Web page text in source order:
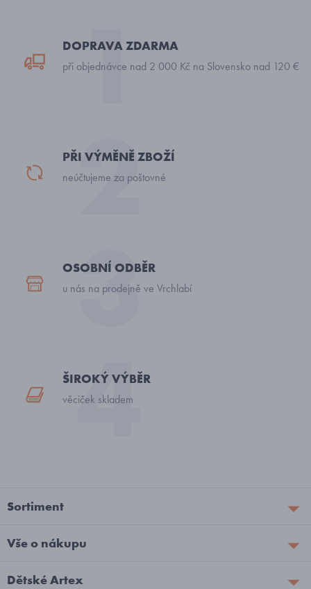
DOPRAVA ZDARMA
při objednávce nad 2 000 Kč na Slovensko nad 120 €
PŘI VÝMĚNĚ ZBOŽÍ
neúčtujeme za poštovné
OSOBNÍ ODBĚR
u nás na prodejně ve Vrchlabí
ŠIROKÝ VÝBĚR
věciček skladem
Sortiment
Vše o nákupu
Dětské Artex